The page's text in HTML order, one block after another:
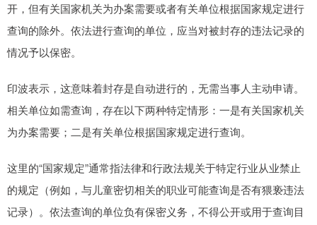
开，但有关国家机关为办案需要或者有关单位根据国家规定进行
查询的除外。依法进行查询的单位，应当对被封存的违法记录的
情况予以保密。
印波表示，这意味着封存是自动进行的，无需当事人主动申请。
相关单位如需查询，存在以下两种特定情形：一是有关国家机关
为办案需要；二是有关单位根据国家规定进行查询。
这里的“国家规定”通常指法律和行政法规关于特定行业从业禁止
的规定（例如，与儿童密切相关的职业可能查询是否有猥亵违法
记录）。依法查询的单位负有保密义务，不得公开或用于查询目